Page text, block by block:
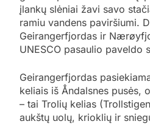
įlankų slėniai žavi savo
ramiu vandens paviršiumi.
Geirangerfjordas ir
UNESCO pasaulio paveldo
Geirangerfjordas
keliais iš Åndalsnes pusės,
– tai Trolių kelias
aukštų uolų, krioklių ir